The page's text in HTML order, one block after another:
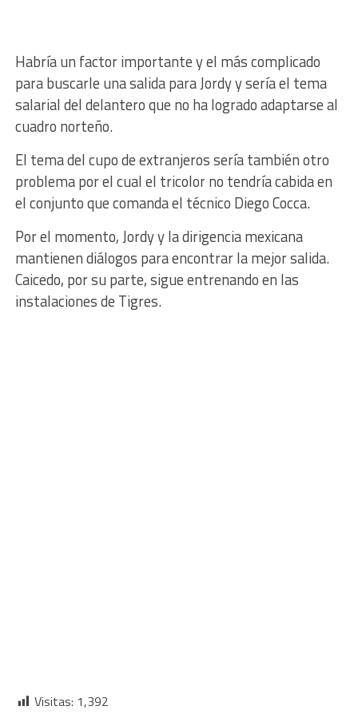
Habría un factor importante y el más complicado
para buscarle una salida para Jordy y sería el tema
salarial del delantero que no ha logrado adaptarse al
cuadro norteño.
El tema del cupo de extranjeros sería también otro
problema por el cual el tricolor no tendría cabida en
el conjunto que comanda el técnico Diego Cocca.
Por el momento, Jordy y la dirigencia mexicana
mantienen diálogos para encontrar la mejor salida.
Caicedo, por su parte, sigue entrenando en las
instalaciones de Tigres.
Visitas: 1,392